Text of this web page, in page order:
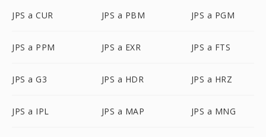
JPS a CUR JPS a PBM JPS a PGM
JPS a PPM JPS a EXR JPS a FTS
JPS a G3 JPS a HDR JPS a HRZ
JPS a IPL JPS a MAP JPS a MNG